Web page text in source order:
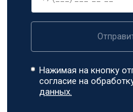
Нажимая на кнопку
согласие на
данных.